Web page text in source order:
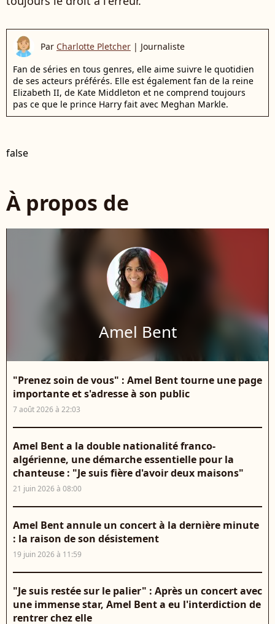
Par Charlotte Pletcher | Journaliste
Fan de séries en tous genres, elle aime suivre le quotidien
de ses acteurs préférés. Elle est également fan de la reine
Elizabeth II, de Kate Middleton et ne comprend toujours
pas ce que le prince Harry fait avec Meghan Markle.
false
À propos de
Amel Bent
"Prenez soin de vous" : Amel Bent tourne une page
importante et s'adresse à son public
7 août 2026 à 22:03
Amel Bent a la double nationalité franco-
algérienne, une démarche essentielle pour la
chanteuse : "Je suis fière d'avoir deux maisons"
21 juin 2026 à 08:00
Amel Bent annule un concert à la dernière minute
: la raison de son désistement
19 juin 2026 à 11:59
"Je suis restée sur le palier" : Après un concert avec
une immense star, Amel Bent a eu l'interdiction de
rentrer chez elle